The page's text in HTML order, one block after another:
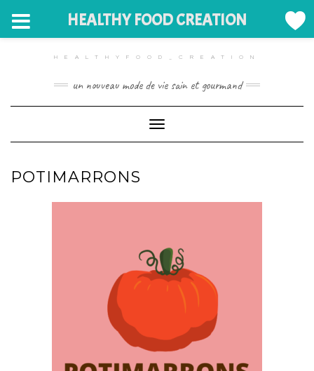
HEALTHYFOOD_CREATION
un nouveau mode de vie sain et gourmand
Toggle Navigation
POTIMARRONS
HEALTHY FOOD CREATION